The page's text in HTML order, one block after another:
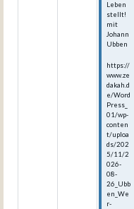
Leben
stellt!
mit
Johann
Ubben
https://
www.ze
dakah.d
e/Word
Press_
01/wp-
conten
t/uploa
ds/202
5/11/2
026-
08-
26_Ubb
en_We
r-